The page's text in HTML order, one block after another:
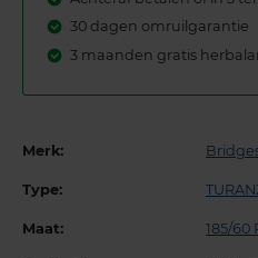
30 dagen omruilgarantie
3 maanden gratis
Merk:
Type:
Maat: 185/60